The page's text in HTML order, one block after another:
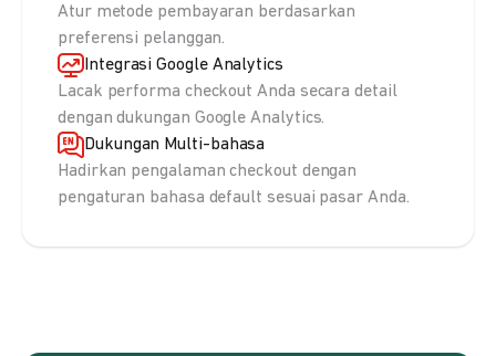
Atur metode pembayaran berdasarkan
preferensi pelanggan.
Integrasi Google Analytics
Lacak performa checkout Anda secara detail
dengan dukungan Google Analytics.
Dukungan Multi-bahasa
Hadirkan pengalaman checkout dengan
pengaturan bahasa default sesuai pasar Anda.